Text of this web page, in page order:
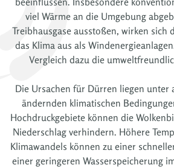
viel Wärme an die Umgebung
Treibhausgase ausstoßen, wirken sich
das Klima aus als
Vergleich dazu die
Die Ursachen für Dürren liegen unter
ändernden klimatischen
Hochdruckgebiete können die
Niederschlag verhindern. Höhere
Klimawandels können zu einer
einer geringeren Wasserspeicherung